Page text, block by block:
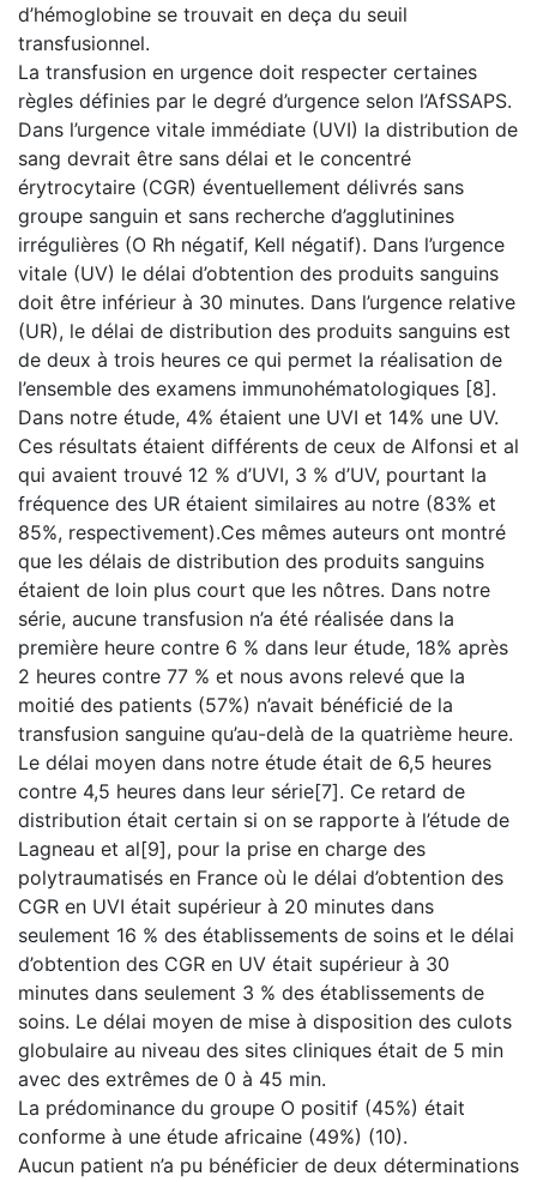
d’hémoglobine se trouvait en deça du seuil
transfusionnel.
La transfusion en urgence doit respecter certaines
règles définies par le degré d’urgence selon l’AfSSAPS.
Dans l’urgence vitale immédiate (UVI) la distribution de
sang devrait être sans délai et le concentré
érytrocytaire (CGR) éventuellement délivrés sans
groupe sanguin et sans recherche d’agglutinines
irrégulières (O Rh négatif, Kell négatif). Dans l’urgence
vitale (UV) le délai d’obtention des produits sanguins
doit être inférieur à 30 minutes. Dans l’urgence relative
(UR), le délai de distribution des produits sanguins est
de deux à trois heures ce qui permet la réalisation de
l’ensemble des examens immunohématologiques [8].
Dans notre étude, 4% étaient une UVI et 14% une UV.
Ces résultats étaient différents de ceux de Alfonsi et al
qui avaient trouvé 12 % d’UVI, 3 % d’UV, pourtant la
fréquence des UR étaient similaires au notre (83% et
85%, respectivement).Ces mêmes auteurs ont montré
que les délais de distribution des produits sanguins
étaient de loin plus court que les nôtres. Dans notre
série, aucune transfusion n’a été réalisée dans la
première heure contre 6 % dans leur étude, 18% après
2 heures contre 77 % et nous avons relevé que la
moitié des patients (57%) n’avait bénéficié de la
transfusion sanguine qu’au-delà de la quatrième heure.
Le délai moyen dans notre étude était de 6,5 heures
contre 4,5 heures dans leur série[7]. Ce retard de
distribution était certain si on se rapporte à l’étude de
Lagneau et al[9], pour la prise en charge des
polytraumatisés en France où le délai d’obtention des
CGR en UVI était supérieur à 20 minutes dans
seulement 16 % des établissements de soins et le délai
d’obtention des CGR en UV était supérieur à 30
minutes dans seulement 3 % des établissements de
soins. Le délai moyen de mise à disposition des culots
globulaire au niveau des sites cliniques était de 5 min
avec des extrêmes de 0 à 45 min.
La prédominance du groupe O positif (45%) était
conforme à une étude africaine (49%) (10).
Aucun patient n’a pu bénéficier de deux déterminations